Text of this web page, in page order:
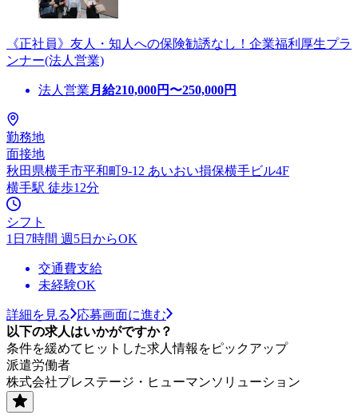
《正社員》友人・知人への保険勧誘なし！企業福利厚生プラ
ンナー(法人営業)
法人営業 月給210,000円〜250,000円
勤務地
面接地
秋田県横手市平和町9-12 あいおい損保横手ビル4F
横手駅 徒歩12分
シフト
1日7時間 週5日からOK
交通費支給
未経験OK
詳細を見る
応募画面に進む
以下の求人はいかがですか？
条件を緩めてヒットした求人情報をピックアップ
派遣労働者
株式会社プレステージ・ヒューマンソリューション